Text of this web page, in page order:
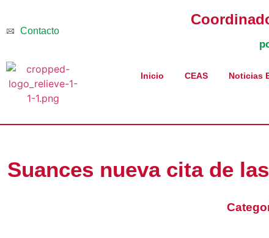
Contacto
Inicio CEAS Noticias
Suances nueva cita de